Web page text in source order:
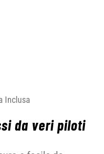
Inclusa
da veri piloti